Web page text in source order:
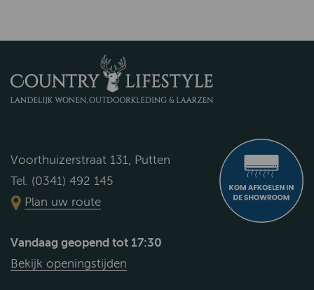
Voorthuizerstraat 131, Putten
Tel. (0341) 492 145
Plan uw route
Vandaag geopend tot 17:30
Bekijk openingstijden